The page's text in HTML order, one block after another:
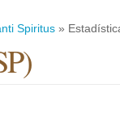
Spiritus »